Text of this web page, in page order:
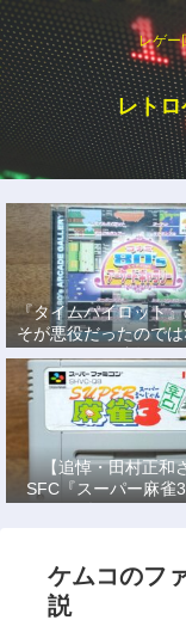
レゲー
レト
『タイムパイロット
そが悪役だったので
説
【追悼・田村正和
SFC『スーパー麻雀3
で、あの名優になり
ケムコのフ
説